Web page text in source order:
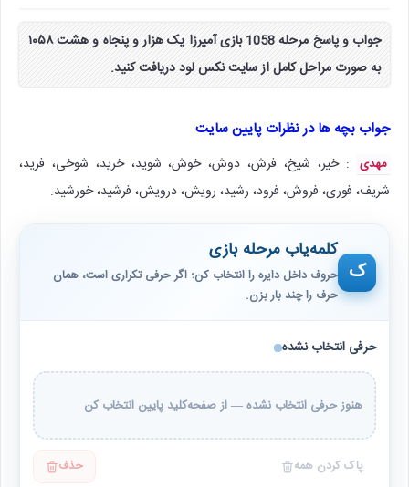
جواب و پاسخ مرحله 1058 بازی آمیرزا یک هزار و پنجاه و هشت ۱۰۵۸
به صورت مراحل کامل از سایت نکس لود دریافت کنید.
جواب بچه ها در نظرات پایین سایت
مهدی : خیر، شیخ، فرش، دوش، خوش، شوید، خرید، شوخی، فرید،
شریف، فوری، فروش، فرود، رشید، رویش، درویش، فرشید، خورشید.
ک
کلمه‌یاب مرحله بازی
حروف داخل دایره را انتخاب کن؛ اگر حرفی تکراری است، همان
حرف را چند بار بزن.
حرفی انتخاب نشده
هنوز حرفی انتخاب نشده — از صفحه‌کلید پایین انتخاب کن
پاک کردن همه حذف